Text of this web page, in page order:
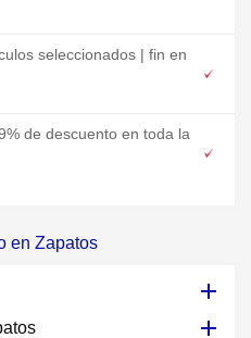
seleccionados | fin en
de descuento en toda la
en Zapatos